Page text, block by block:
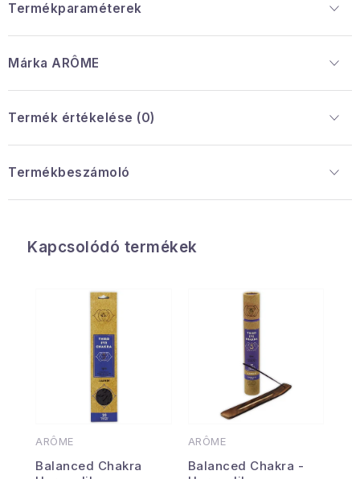
Termékparaméterek
Márka ARÔME
Termék értékelése (0)
Termékbeszámoló
Kapcsolódó termékek
ARÔME
Balanced Chakra
ARÔME
Balanced Chakra -